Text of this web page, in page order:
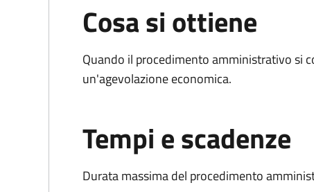
Cosa si ottiene
Quando il procedimento amministrativo si
un'agevolazione economica.
Tempi e scadenze
Durata massima del procedimento